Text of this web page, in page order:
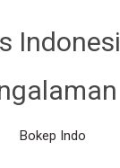
Bokep Indo